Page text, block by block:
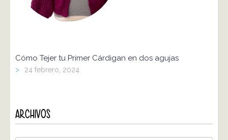
Cómo Tejer tu Primer Cárdigan en dos agujas
> 24 febrero, 2024
ARCHIVOS